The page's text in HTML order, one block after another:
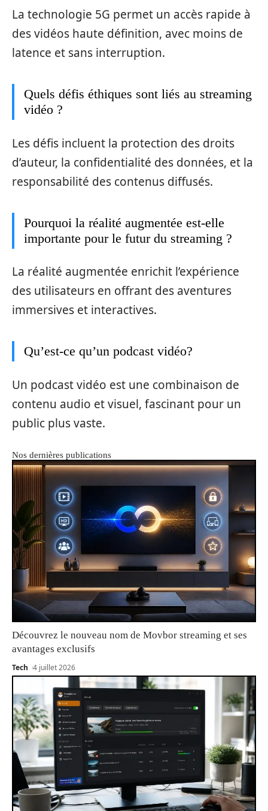
La technologie 5G permet un accès rapide à
des vidéos haute définition, avec moins de
latence et sans interruption.
Quels défis éthiques sont liés au streaming
vidéo ?
Les défis incluent la protection des droits
d’auteur, la confidentialité des données, et la
responsabilité des contenus diffusés.
Pourquoi la réalité augmentée est-elle
importante pour le futur du streaming ?
La réalité augmentée enrichit l’expérience
des utilisateurs en offrant des aventures
immersives et interactives.
Qu’est-ce qu’un podcast vidéo?
Un podcast vidéo est une combinaison de
contenu audio et visuel, fascinant pour un
public plus vaste.
Nos dernières publications
Découvrez le nouveau nom de Movbor streaming et ses
avantages exclusifs
Tech 4 juillet 2026